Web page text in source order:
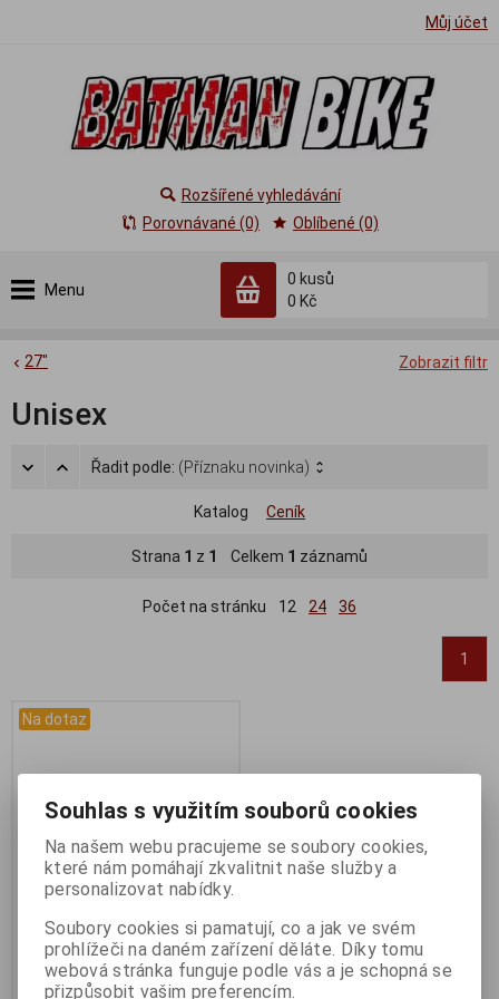
Můj účet
Menu
0 kusů
0 Kč
Rozšířené vyhledávání
Porovnávané (0)
Oblíbené (0)
Zobrazit filtr
27"
Unisex
Řadit podle: (Příznaku novinka)
Katalog Ceník
Strana 1 z 1 Celkem 1 záznamů
Počet na stránku 12 24 36
1
Na dotaz
Author Pegas 27,5 modrá*
Souhlas s využitím souborů cookies
Na našem webu pracujeme se soubory cookies,
které nám pomáhají zkvalitnit naše služby a
personalizovat nabídky.
Soubory cookies si pamatují, co a jak ve svém
prohlížeči na daném zařízení děláte. Díky tomu
webová stránka funguje podle vás a je schopná se
přizpůsobit vašim preferencím.